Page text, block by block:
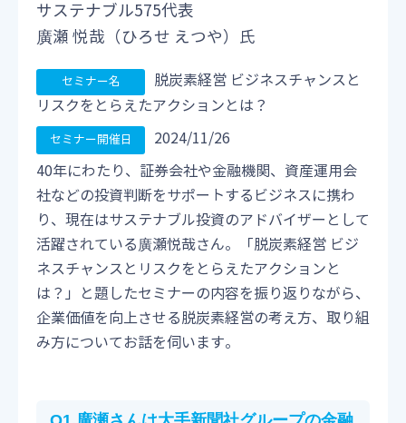
サステナブル575代表
廣瀬 悦哉（ひろせ えつや）氏
脱炭素経営 ビジネスチャンスと
リスクをとらえたアクションとは？
2024/11/26
40年にわたり、証券会社や金融機関、資産運用会
社などの投資判断をサポートするビジネスに携わ
り、現在はサステナブル投資のアドバイザーとして
活躍されている廣瀬悦哉さん。「脱炭素経営 ビジ
ネスチャンスとリスクをとらえたアクションと
は？」と題したセミナーの内容を振り返りながら、
企業価値を向上させる脱炭素経営の考え方、取り組
み方についてお話を伺います。